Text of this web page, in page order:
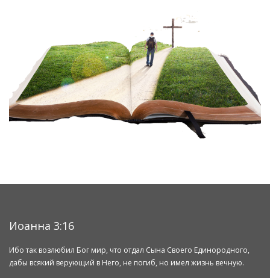
Иоанна 3:16
Ибо так возлюбил Бог мир, что отдал Сына Своего Единородного,
дабы всякий верующий в Него, не погиб, но имел жизнь вечную.